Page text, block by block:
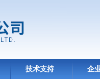
技术支持 企